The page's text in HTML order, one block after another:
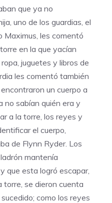
que ya no
uno de los guardias, el
Maximus, les comentó
en la que yacían
juguetes y libros de
les comentó también
un cuerpo a
no sabían quién era y
a la torre, los reyes y
el cuerpo,
de Flynn Ryder. Los
mantenía
que esta logró escapar,
torre, se dieron cuenta
como los reyes